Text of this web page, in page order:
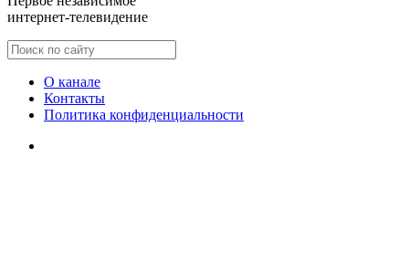
интернет-телевидение
О канале
Контакты
Политика конфиденциальности